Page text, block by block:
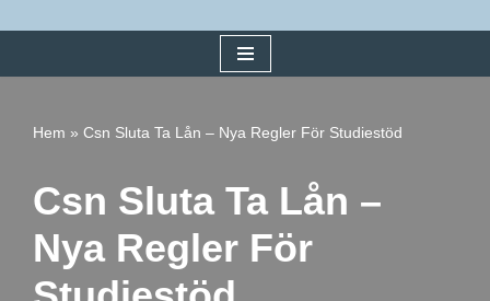
Hem » Csn Sluta Ta Lån – Nya Regler För Studiestöd
Csn Sluta Ta Lån –
Nya Regler För